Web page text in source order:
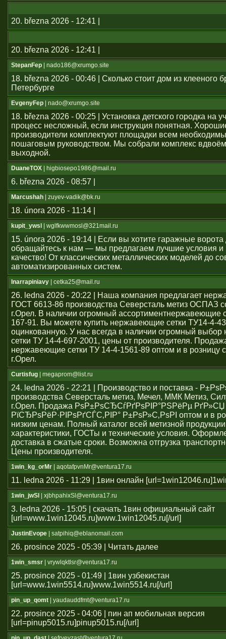
20. března 2026 - 12:41 |
20. března 2026 - 12:41 |
StepanFep | nado186@xrumgo.site
18. března 2026 - 00:46 | Сколько стоит дом из клееного
Петербурге
EvgenyFep | nado@xrumgo.site
18. března 2026 - 00:25 | Установка детского городка на
процесс несложный, если инструкция понятная.
производители комплектуют площадки всем
пошаговым руководством. Мы собрали комплекс
выходной.
DuaneTOX | higbiosepo1986@mail.ru
6. března 2026 - 08:57 |
Marcushah | zuyev-vadik@bk.ru
18. února 2026 - 11:14 |
kupit_ywsl | wglfkwwmosl@321mail.ru
15. února 2026 - 19:14 | Если вы хотите гаражные
обращайтесь к нам — мы предлагаем лучшие условия и
качество! От классических металлических моделей до
автоматизированных систем.
Inarrapiniavy | cetka25@mail.ru
26. ledna 2026 - 20:22 | Наша компания предлагает
ГОСТ 6613-86 производства Северсталь метиз ОСПАЗ
г.Орел. В наличии огромный ассортиментнержавеющие
167-91. Вы можете купить нержавеющие сетки ТУ14-4-
оцинкованную. У нас всегда в наличии огромный
сетки ТУ 14-4-697-2001, цены от производителя.
нержавеющие сетки ТУ 14-4-1561-89 оптом и в розницу
г.Орел.
Curtisfug | megaprom@list.ru
24. ledna 2026 - 22:21 | Производство и поставка -
производства Северсталь метиз, Мечел, ММК Метиз,
г.Орел. Продажа РѕР±РѕСЂСѓРґРѕРІР°РЅРёРµ РґР»СЏ
РїСЂРѕРёР·РІРѕРґСЃС‚РІР° Р±РѕР»С‚РѕРІ оптом и в
низким ценам. Полный каталог всей метизной
характеристики, ГОСТы и технические условия.
доставка в сжатые сроки. Возможна отгрузка
Цены производителя.
1win_kg_orMr | aqotafpvnMr@ventura17.ru
11. ledna 2026 - 11:29 | 1вин онлайн
1win_jwSl | xjbhpahixSl@ventura17.ru
3. ledna 2026 - 15:05 | скачать 1вин официальный сайт
[url=www.1win12045.ru]www.1win12045.ru[/url]
JustinEvope | satpihiq@eblanomail.com
26. prosince 2025 - 05:39 | Читать далее
1win_smsr | vrywlqktlsr@ventura17.ru
25. prosince 2025 - 01:49 | 1вин узбекистан
[url=www.1win5514.ru]www.1win5514.ru[/url]
pin_up_qomt | yaudauddfmt@ventura17.ru
22. prosince 2025 - 04:06 | пин ап мобильная версия
[url=pinup5015.ru]pinup5015.ru[/url]